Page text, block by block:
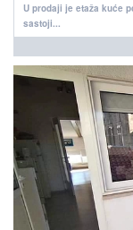
U prodaji je etaža kuće
sastoji...